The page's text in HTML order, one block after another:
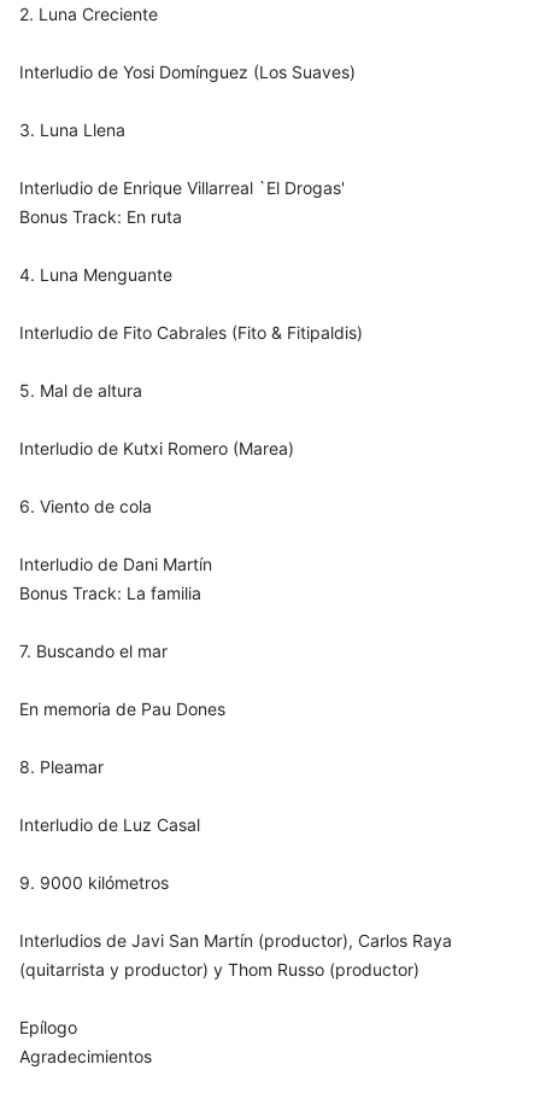
2. Luna Creciente
Interludio de Yosi Domínguez (Los Suaves)
3. Luna Llena
Interludio de Enrique Villarreal `El Drogas'
Bonus Track: En ruta
4. Luna Menguante
Interludio de Fito Cabrales (Fito & Fitipaldis)
5. Mal de altura
Interludio de Kutxi Romero (Marea)
6. Viento de cola
Interludio de Dani Martín
Bonus Track: La familia
7. Buscando el mar
En memoria de Pau Dones
8. Pleamar
Interludio de Luz Casal
9. 9000 kilómetros
Interludios de Javi San Martín (productor), Carlos Raya
(quitarrista y productor) y Thom Russo (productor)
Epílogo
Agradecimientos